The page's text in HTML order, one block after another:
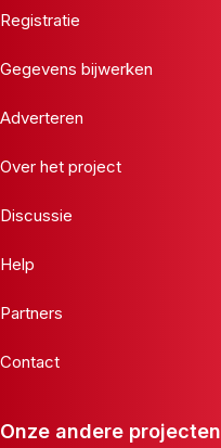
Registratie
Gegevens bijwerken
Adverteren
Over het project
Discussie
Help
Partners
Contact
Onze andere projecten